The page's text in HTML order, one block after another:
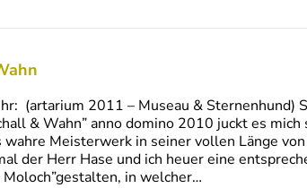
(artarium 2011 – Museau & Sternenhund)
& Wahn” anno domino 2010 juckt es mich
Meisterwerk in seiner vollen Länge
der Herr Hase und ich heuer eine
in welcher…